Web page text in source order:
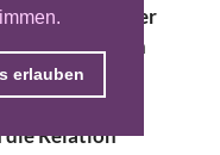
erlauben
nur weiter
nach
die Relation